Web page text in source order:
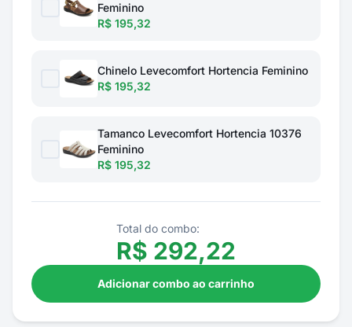
Feminino
R$ 195,32
Chinelo Levecomfort Hortencia Feminino
R$ 195,32
Tamanco Levecomfort Hortencia 10376
Feminino
R$ 195,32
Total do combo:
R$ 292,22
Adicionar combo ao carrinho